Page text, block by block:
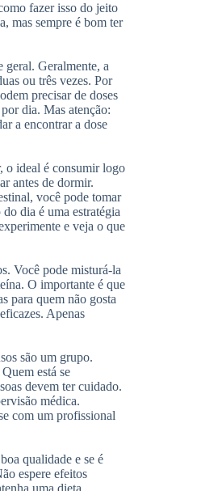
fazer isso do jeito
mas sempre é bom ter
geral. Geralmente, a
ou três vezes. Por
precisar de doses
dia. Mas atenção:
a encontrar a dose
o ideal é consumir logo
antes de dormir.
você pode tomar
dia é uma estratégia
e veja o que
Você pode misturá-la
O importante é que
para quem não gosta
Apenas
são um grupo.
está se
devem ter cuidado.
médica.
com um profissional
qualidade e se é
espere efeitos